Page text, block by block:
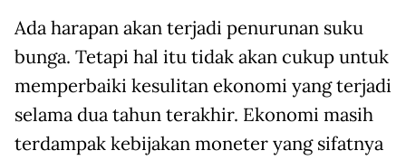
Ada harapan akan terjadi penurunan suku
bunga. Tetapi hal itu tidak akan cukup untuk
memperbaiki kesulitan ekonomi yang terjadi
selama dua tahun terakhir. Ekonomi masih
terdampak kebijakan moneter yang sifatnya